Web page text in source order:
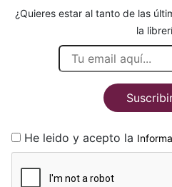
¿Quieres estar al tanto de las
la
He leido y acepto la